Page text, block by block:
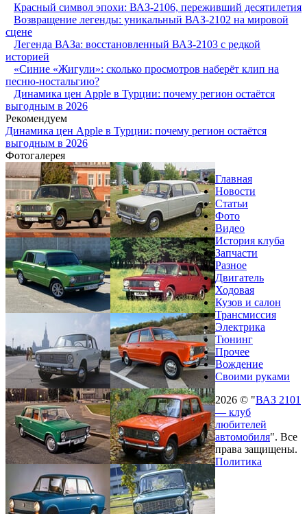
Красный символ эпохи: ВАЗ-2106, переживший десятилетия
Возвращение легенды: уникальный ВАЗ-2102 на мировой
сцене
Легенда ВАЗа: восстановленный ВАЗ-2103 с редкой
историей
«Синие «Жигули»: сколько просмотров наберёт клип на
песню-ностальгию?
Динамика цен Apple в Турции: почему регион остаётся
выгодным в 2026
Рекомендуем
Динамика цен Apple в Турции: почему регион остаётся
выгодным в 2026
Фотогалерея
Главная
Новости
Статьи
Фото
Видео
История клуба
Запчасти
Разное
Двигатель
Ходовая
Кузов и салон
Трансмиссия
Электрика
Тюнинг
Прочее
Вождение
Своими руками
2026 © "ВАЗ 2101
— клуб
любителей
автомобиля". Все
права защищены.
Политика